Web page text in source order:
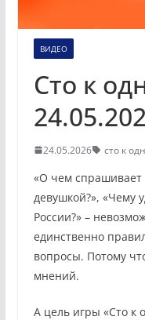
ВИДЕО
Сто к
24.05.2026 сто к
«О чем спрашивает
девушкой?», «Чему
России?» –
единственно
вопросы. Потому
мнений.
А цель игры «Сто к